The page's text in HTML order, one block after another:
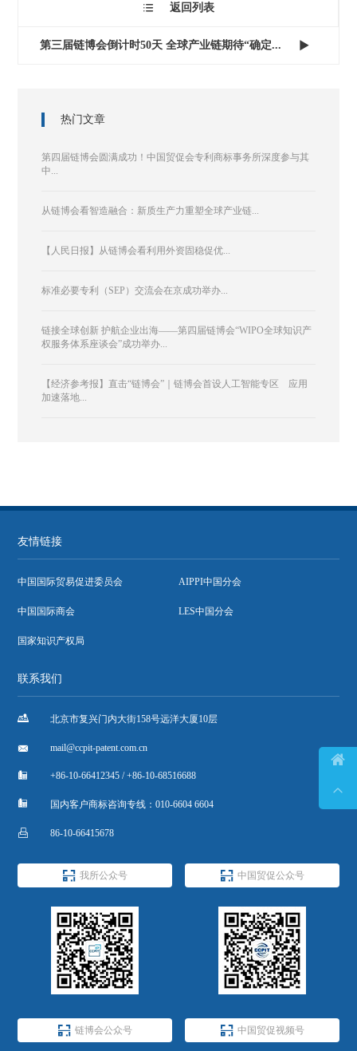
 返回列表
第三届链博会倒计时50天 全球产业链期待“确定... 
热门文章
第四届链博会圆满成功！中国贸促会专利商标事务所深度参与其
中...
从链博会看智造融合：新质生产力重塑全球产业链...
【人民日报】从链博会看利用外资固稳促优...
标准必要专利（SEP）交流会在京成功举办...
链接全球创新 护航企业出海——第四届链博会“WIPO全球知识产
权服务体系座谈会”成功举办...
【经济参考报】直击“链博会”｜链博会首设人工智能专区 应用
加速落地...
友情链接
中国国际贸易促进委员会 AIPPI中国分会
中国国际商会 LES中国分会
国家知识产权局
联系我们
 北京市复兴门内大街158号远洋大厦10层
 mail@ccpit-patent.com.cn
 +86-10-66412345 / +86-10-68516688
 国内客户商标咨询专线：010-6604 6604
 86-10-66415678
 我所公众号  中国贸促公众号
 链博会公众号  中国贸促视频号

